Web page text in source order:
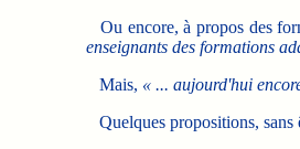
Ou encore, à propos des
enseignants des formations
Mais, « ... aujourd'hui
Quelques propositions, sans